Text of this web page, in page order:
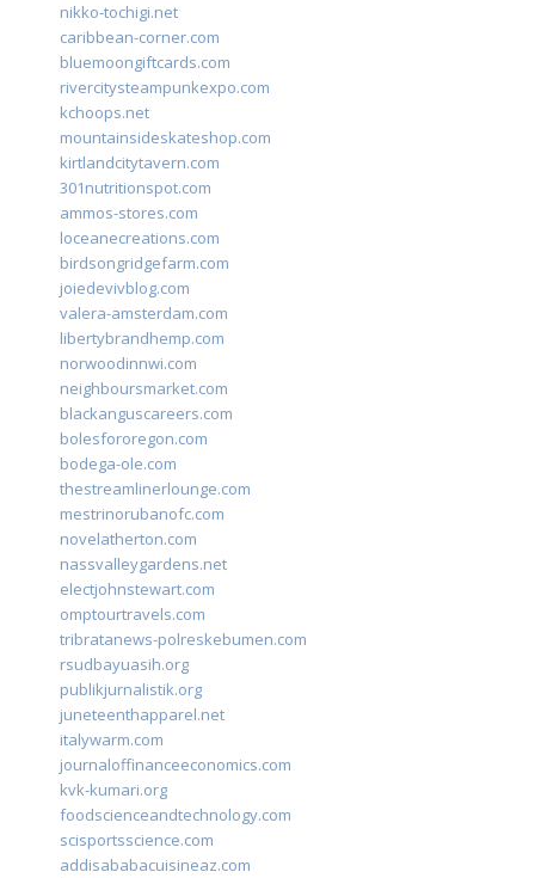
nikko-tochigi.net
caribbean-corner.com
bluemoongiftcards.com
rivercitysteampunkexpo.com
kchoops.net
mountainsideskateshop.com
kirtlandcitytavern.com
301nutritionspot.com
ammos-stores.com
loceanecreations.com
birdsongridgefarm.com
joiedevivblog.com
valera-amsterdam.com
libertybrandhemp.com
norwoodinnwi.com
neighboursmarket.com
blackanguscareers.com
bolesfororegon.com
bodega-ole.com
thestreamlinerlounge.com
mestrinorubanofc.com
novelatherton.com
nassvalleygardens.net
electjohnstewart.com
omptourtravels.com
tribratanews-polreskebumen.com
rsudbayuasih.org
publikjurnalistik.org
juneteenthapparel.net
italywarm.com
journaloffinanceeconomics.com
kvk-kumari.org
foodscienceandtechnology.com
scisportsscience.com
addisababacuisineaz.com